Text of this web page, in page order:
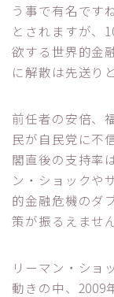
う事で有名です
とされますが、
欲する世界的金
に解散は先送り
前任者の安倍、
民が自民党に不
閣直後の支持率
ン・ショックや
的金融危機のダ
策が振るえませ
リーマン・ショ
動きの中、2009